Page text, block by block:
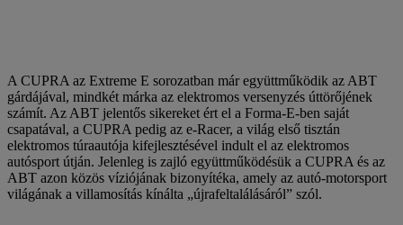
A CUPRA az Extreme E sorozatban már együttműködik az ABT
gárdájával, mindkét márka az elektromos versenyzés úttörőjének
számít. Az ABT jelentős sikereket ért el a Forma-E-ben saját
csapatával, a CUPRA pedig az e-Racer, a világ első tisztán
elektromos túraautója kifejlesztésével indult el az elektromos
autósport útján. Jelenleg is zajló együttműködésük a CUPRA és az
ABT azon közös víziójának bizonyítéka, amely az autó-motorsport
világának a villamosítás kínálta „újrafeltalálásáról” szól.